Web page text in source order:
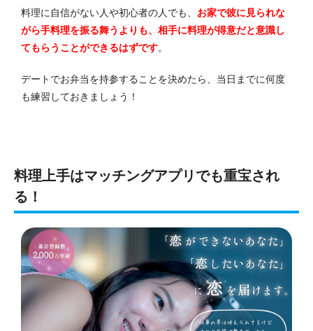
料理に自信がない人や初心者の人でも、 お家で彼に見られな
がら手料理を振る舞うよりも、相手に料理が得意だと意識し
てもらうことができるはずです。
デートでお弁当を持参することを決めたら、当日までに何度
も練習しておきましょう！
料理上手はマッチングアプリでも重宝され
る！